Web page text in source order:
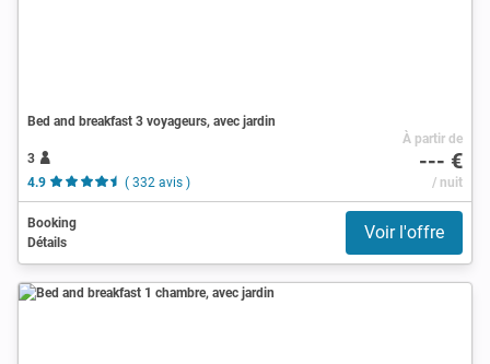
Bed and breakfast 3 voyageurs, avec jardin
3
4.9
( 332 avis )
À partir de
--- €
/ nuit
Booking
Détails
Voir l'offre